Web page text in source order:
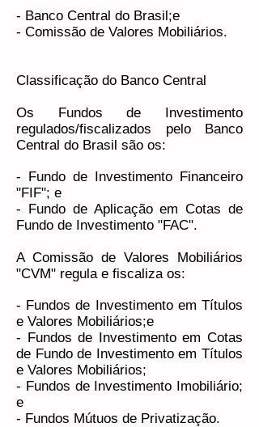
- Banco Central do Brasil;e
- Comissão de Valores Mobiliários.
Classificação do Banco Central
Os Fundos de Investimento
regulados/fiscalizados pelo Banco
Central do Brasil são os:
- Fundo de Investimento Financeiro
"FIF"; e
- Fundo de Aplicação em Cotas de
Fundo de Investimento "FAC".
A Comissão de Valores Mobiliários
"CVM" regula e fiscaliza os:
- Fundos de Investimento em Títulos
e Valores Mobiliários;e
- Fundos de Investimento em Cotas
de Fundo de Investimento em Títulos
e Valores Mobiliários;
- Fundos de Investimento Imobiliário;
e
- Fundos Mútuos de Privatização.